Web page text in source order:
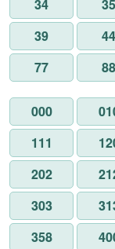
34 35
39
44
77
88
000
111
202
303
358